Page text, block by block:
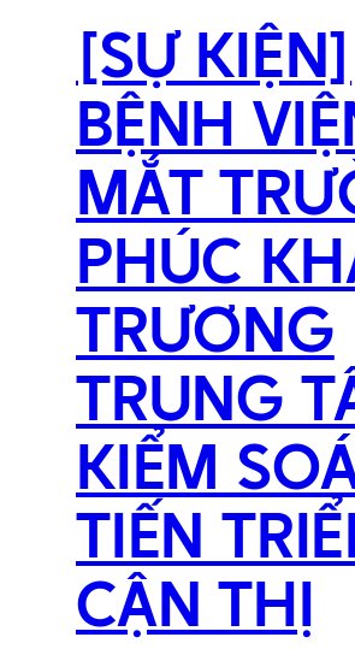
[SỰ KIỆN]
BỆNH
MẮT
PHÚC
TRƯƠNG
TRUNG
KIỂM
TIẾN
CẬN THỊ